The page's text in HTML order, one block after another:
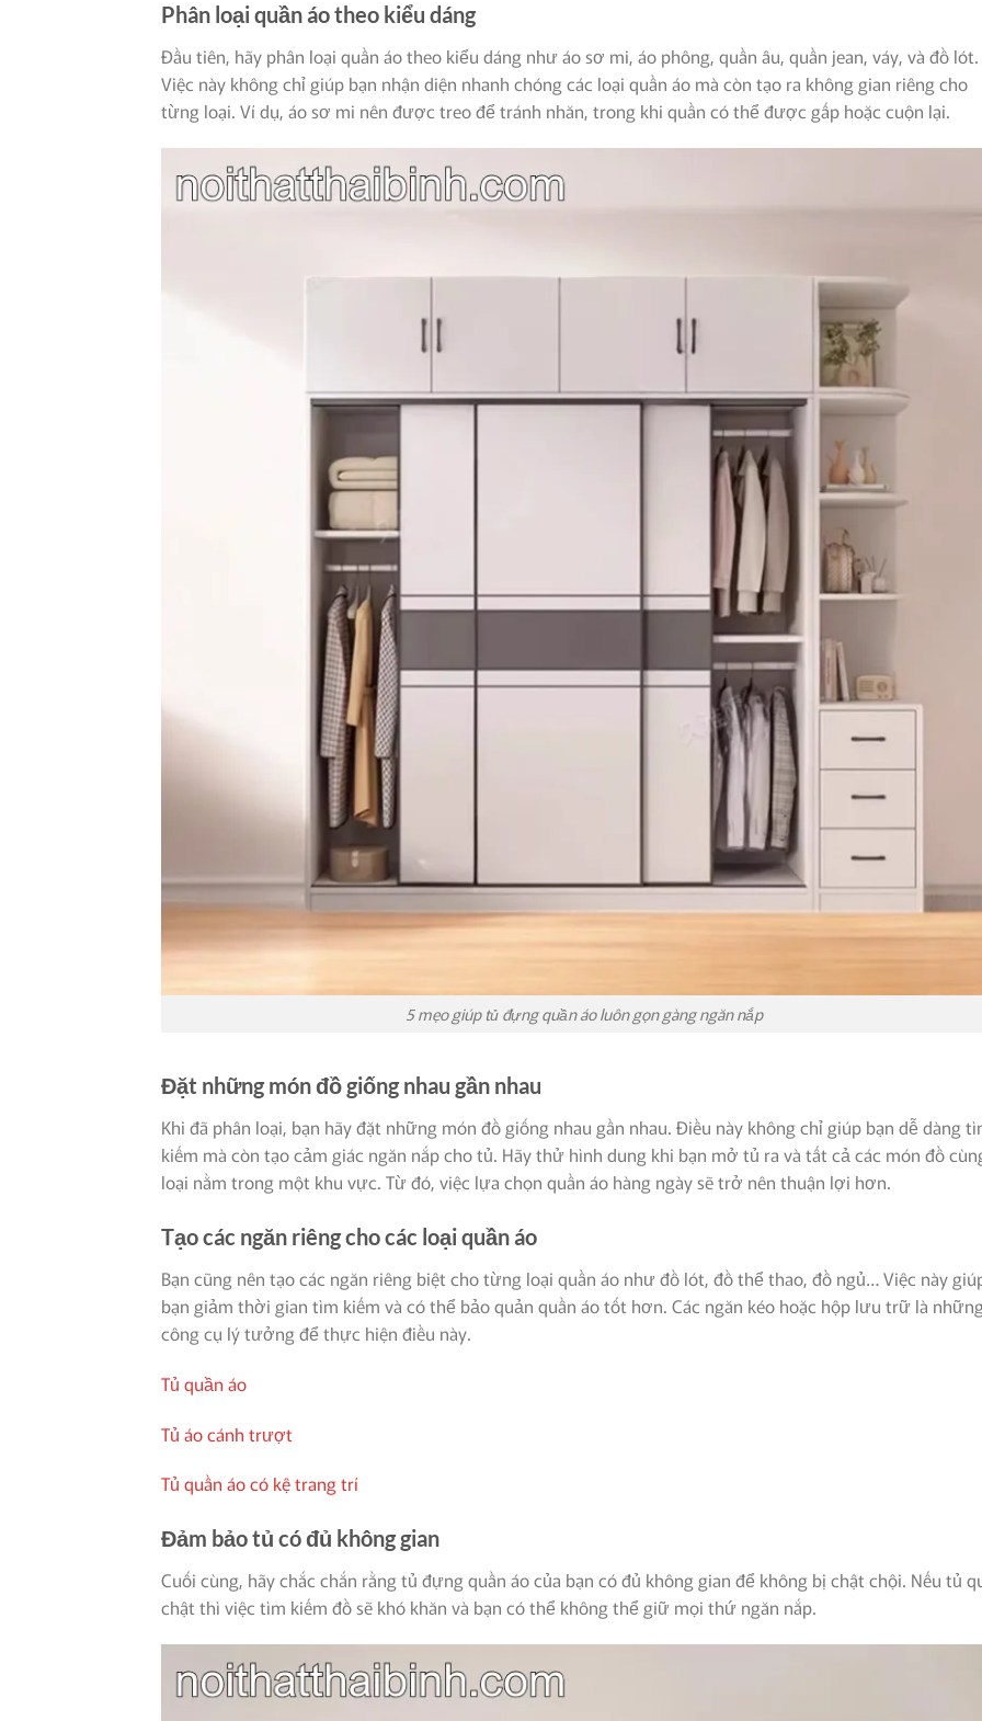
Phân loại quần áo theo kiểu dáng
Đầu tiên, hãy phân loại quần áo theo kiểu dáng như áo sơ mi, áo phông, quần âu, quần jean, váy, và đồ lót.
Việc này không chỉ giúp bạn nhận diện nhanh chóng các loại quần áo mà còn tạo ra không gian riêng cho
từng loại. Ví dụ, áo sơ mi nên được treo để tránh nhăn, trong khi quần có thể được gấp hoặc cuộn lại.
5 mẹo giúp tủ đựng quần áo luôn gọn gàng ngăn nắp
Đặt những món đồ giống nhau gần nhau
Khi đã phân loại, bạn hãy đặt những món đồ giống nhau gần nhau. Điều này không chỉ giúp bạn dễ dàng
kiếm mà còn tạo cảm giác ngăn nắp cho tủ. Hãy thử hình dung khi bạn mở tủ ra và tất cả các món đồ
loại nằm trong một khu vực. Từ đó, việc lựa chọn quần áo hàng ngày sẽ trở nên thuận lợi hơn.
Tạo các ngăn riêng cho các loại quần áo
Bạn cũng nên tạo các ngăn riêng biệt cho từng loại quần áo như đồ lót, đồ thể thao, đồ ngủ… Việc này
bạn giảm thời gian tìm kiếm và có thể bảo quản quần áo tốt hơn. Các ngăn kéo hoặc hộp lưu trữ là
công cụ lý tưởng để thực hiện điều này.
Tủ quần áo
Tủ áo cánh trượt
Tủ quần áo có kệ trang trí
Đảm bảo tủ có đủ không gian
Cuối cùng, hãy chắc chắn rằng tủ đựng quần áo của bạn có đủ không gian để không bị chật chội. Nếu tủ
chật thì việc tìm kiếm đồ sẽ khó khăn và bạn có thể không thể giữ mọi thứ ngăn nắp.